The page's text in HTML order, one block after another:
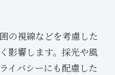
の視線などを考慮した
影響します。採光や風
イバシーにも配慮した